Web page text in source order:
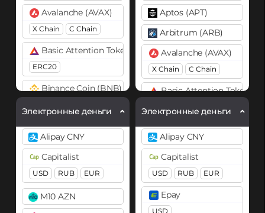
Avalanche (AVAX)
X Chain C Chain
Basic Attention Token (BAT)
ERC20
Binance Coin (BNB)
Bitcoin (BTC)
BTC
BEP20
Lightning
OP
AVAXC
Bitcoin Cash (BCH)
Электронные деньги
Alipay CNY
Capitalist
USD RUB EUR
M10 AZN
Aptos (APT)
Arbitrum (ARB)
Avalanche (AVAX)
X Chain C Chain
Basic Attention Token
Binance Coin (BNB)
BEP20 BEP2
Bitcoin (BTC)
BTC
BEP20
Lightning
AVAXC
Электронные деньги
Alipay CNY
Capitalist
USD RUB EUR
Epay
USD